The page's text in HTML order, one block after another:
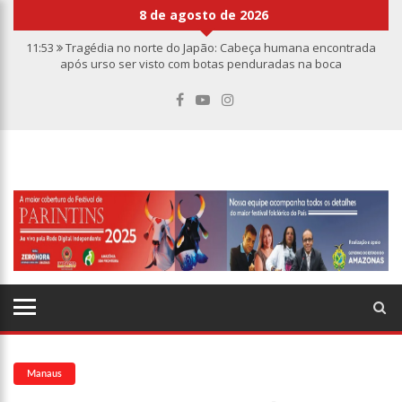
8 de agosto de 2026
11:53
Tragédia no norte do Japão: Cabeça humana encontrada
após urso ser visto com botas penduradas na boca
Linha Direta divulga caso de criança de 2 anos morta e
esquartejada em Manaus; relembre os fatos
11:01 Vídeo: “Sofá voador” aparece nos céus após tempestade na
Turquia
10:32 Rússia destrói grandes depósitos de armas da OTAN na
Ucrânia
10:26 Estado Unidos estão furiosos com o retorno da Síria ao
10:11 Homem é executado a tiros dentro da própria residência em
10:00 Linha Direta exibe vídeo com o corpo do menino Henry Borel
Manaus